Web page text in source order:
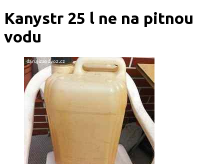
Kanystr 25 l ne na pitnou
vodu